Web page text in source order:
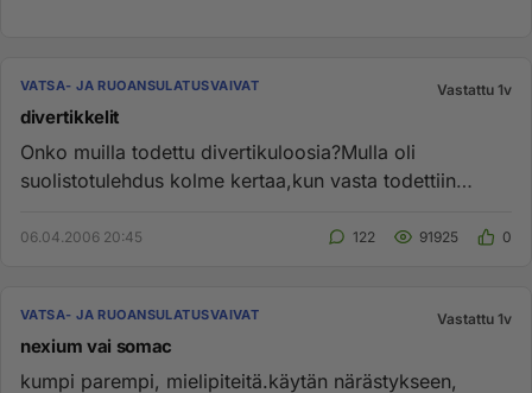
VATSA- JA RUOANSULATUSVAIVAT Vastattu 1v
divertikkelit
Onko muilla todettu divertikuloosia?Mulla oli
suolistotulehdus kolme kertaa,kun vasta todettiin
06.04.2006 20:45 122 91925 0
VATSA- JA RUOANSULATUSVAIVAT Vastattu 1v
nexium vai somac
kumpi parempi, mielipiteitä.käytän närästykseen,